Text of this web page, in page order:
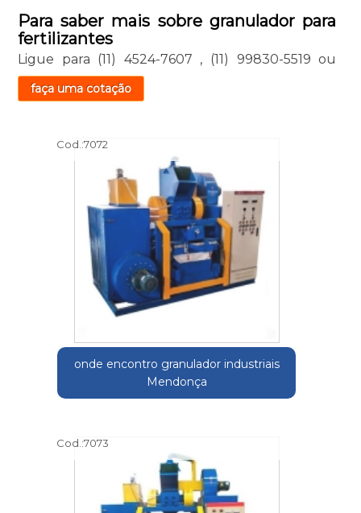
Para saber mais sobre granulador para
fertilizantes
Ligue para (11) 4524-7607 , (11) 99830-5519 ou
faça uma cotação
Cod.:7072
onde encontro granulador industriais
Mendonça
Cod.:7073